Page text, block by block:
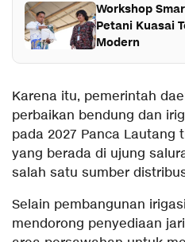
Workshop
Petani Kuasai
Modern
Karena itu, pemerintah
perbaikan bendung dan
pada 2027 Panca Lautang
yang berada di ujung
salah satu sumber
Selain pembangunan
mendorong penyediaan